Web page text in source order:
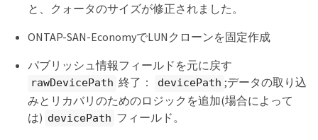
と、クォータのサイズが修正されました。
ONTAP-SAN-EconomyでLUNクローンを固定作成
パブリッシュ情報フィールドを元に戻す
rawDevicePath 終了： devicePath ;データの取り込
みとリカバリのためのロジックを追加(場合によって
は) devicePath フィールド。